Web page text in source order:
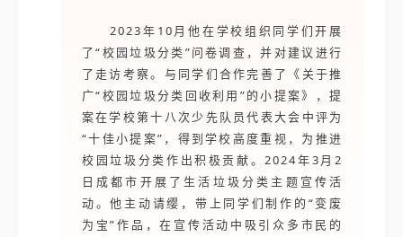
2023年10月他在学校组织同学们开展
了“校园垃圾分类”问卷调查，并对建议进行
了走访考察。与同学们合作完善了《关于推
广“校园垃圾分类回收利用”的小提案》，提
案在学校第十八次少先队员代表大会中评为
“十佳小提案”，得到学校高度重视，为推进
校园垃圾分类作出积极贡献。2024年3月2
日成都市开展了生活垃圾分类主题宣传活
动。他主动请缨，带上同学们制作的“变废
为宝”作品，在宣传活动中吸引众多市民的